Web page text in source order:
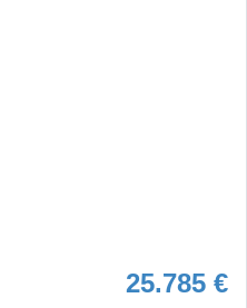
25.785 €